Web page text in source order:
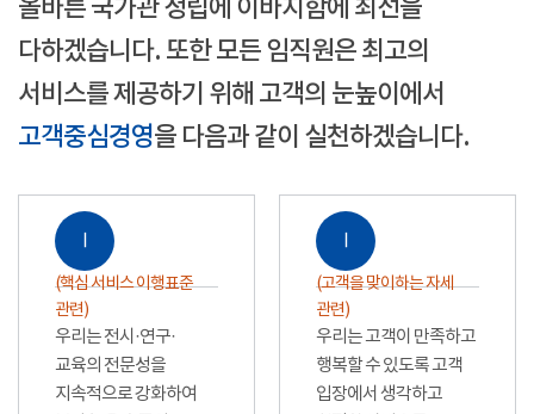
올바른 국가관 정립에 이바지함에 최선을
다하겠습니다. 또한 모든 임직원은 최고의
서비스를 제공하기 위해 고객의 눈높이에서
고객중심경영을 다음과 같이 실천하겠습니다.
Ⅰ
(핵심 서비스 이행표준
관련)
우리는 전시·연구·
교육의 전문성을
지속적으로 강화하여
Ⅰ
(고객을 맞이하는 자세
관련)
우리는 고객이 만족하고
행복할 수 있도록 고객
입장에서 생각하고